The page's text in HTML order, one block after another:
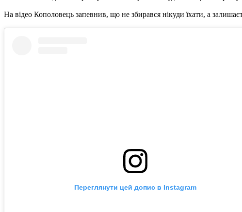
На відео Кополовець запевнив, що не збирався нікуди їхати, а
Переглянути цей допис в Instagram